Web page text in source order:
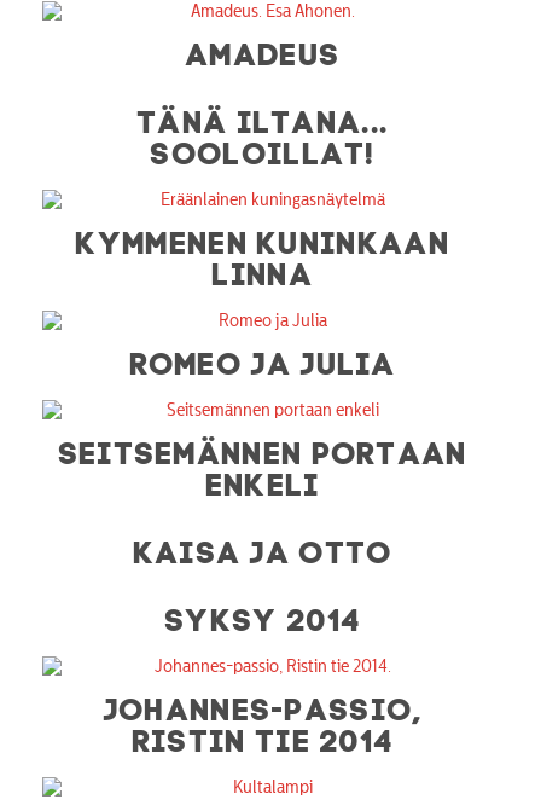
AMADEUS
TÄNÄ ILTANA...
SOOLOILLAT!
KYMMENEN KUNINKAAN
LINNA
ROMEO JA JULIA
SEITSEMÄNNEN PORTAAN
ENKELI
KAISA JA OTTO
SYKSY 2014
JOHANNES-PASSIO,
RISTIN TIE 2014